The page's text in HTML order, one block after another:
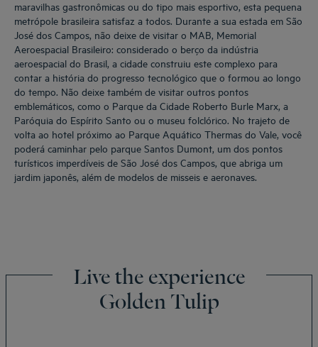
maravilhas gastronômicas ou do tipo mais esportivo, esta pequena
metrópole brasileira satisfaz a todos. Durante a sua estada em São
José dos Campos, não deixe de visitar o MAB, Memorial
Aeroespacial Brasileiro: considerado o berço da indústria
aeroespacial do Brasil, a cidade construiu este complexo para
contar a história do progresso tecnológico que o formou ao longo
do tempo. Não deixe também de visitar outros pontos
emblemáticos, como o Parque da Cidade Roberto Burle Marx, a
Paróquia do Espírito Santo ou o museu folclórico. No trajeto de
volta ao hotel próximo ao Parque Aquático Thermas do Vale, você
poderá caminhar pelo parque Santos Dumont, um dos pontos
turísticos imperdíveis de São José dos Campos, que abriga um
jardim japonês, além de modelos de misseis e aeronaves.
Live the experience
Golden Tulip